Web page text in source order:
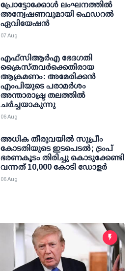
പ്രോട്ടോക്കോള്‍ ലംഘനത്തില്‍
അന്വേഷണവുമായി ഫെഡറല്‍
ഏവിയേഷന്‍
07 Aug
എഫ്‌സി‌ആര്‍‌എ ഭേദഗതി
ക്രൈസ്തവർക്കെതിരായ
ആക്രമണം: അമേരിക്കൻ
എംപിയുടെ പരാമർശം
അന്താരാഷ്ട്ര തലത്തിൽ
ചർച്ചയാകുന്നു
06 Aug
അധിക തീരുവയില്‍ സുപ്രീം
കോടതിയുടെ ഇടപെടല്‍; ട്രംപ്
ഭരണകൂടം തിരിച്ചു കൊടുക്കേണ്ടി
വന്നത് 10,000 കോടി ഡോളര്‍
06 Aug